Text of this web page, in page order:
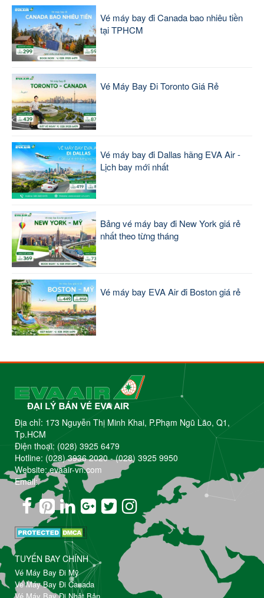
Vé máy bay đi Canada bao nhiêu tiền
tại TPHCM
Vé Máy Bay Đi Toronto Giá Rẻ
Vé máy bay đi Dallas hãng EVA Air -
Lịch bay mới nhất
Bảng vé máy bay đi New York giá rẻ
nhất theo từng tháng
Vé máy bay EVA Air đi Boston giá rẻ
Địa chỉ: 173 Nguyễn Thị Minh Khai, P.Phạm Ngũ Lão, Q1,
Tp.HCM
Điện thoại: (028) 3925 6479
Hotline: (028) 3936 2020-(028) 3925 9950
Website: evaair-vn.com
Email:
TUYẾN BAY CHÍNH
Vé Máy Bay Đi Mỹ
Vé Máy Bay Đi Canada